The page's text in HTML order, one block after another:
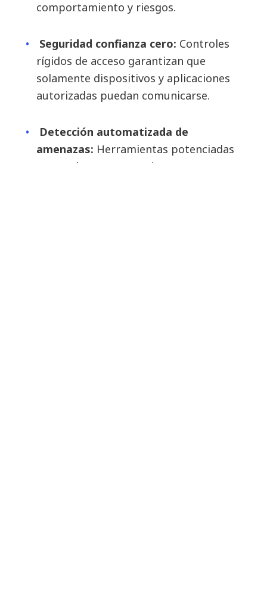
comportamiento y riesgos.
Seguridad confianza cero: Controles
rígidos de acceso garantizan que
solamente dispositivos y aplicaciones
autorizadas puedan comunicarse.
Detección automatizada de
amenazas: Herramientas potenciadas
por IA detectan y corrigen amenazas